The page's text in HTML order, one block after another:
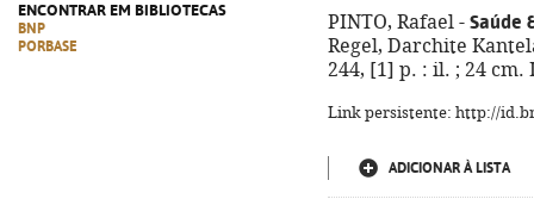
ENCONTRAR EM BIBLIOTECAS
BNP
PORBASE
PINTO, Rafael - Saúde
Regel, Darchite
244, [1] p. : il. ; 24 cm.
Link persistente: http://
ADICIONAR À LISTA